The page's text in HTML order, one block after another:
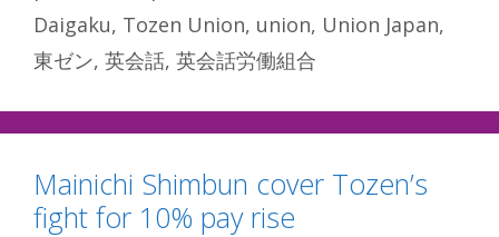
Daigaku, Tozen Union, union, Union Japan,
東ゼン, 英会話, 英会話労働組合
Mainichi Shimbun cover Tozen’s
fight for 10% pay rise